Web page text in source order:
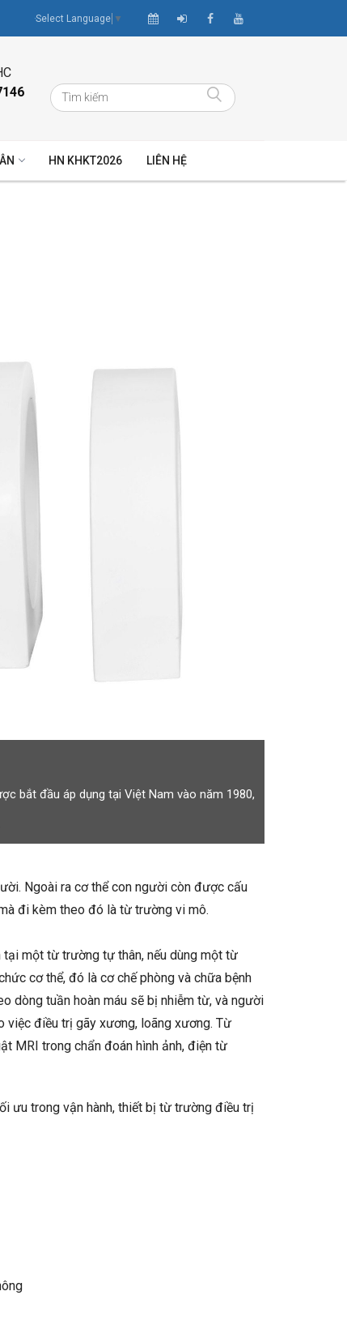
Select Language ▼
HN KHKT2026 LIÊN HỆ
bắt đầu áp dụng tại Việt Nam vào năm 1980,
Ngoài ra cơ thể con người còn được cấu
đi kèm theo đó là từ trường vi mô.
một từ trường tự thân, nếu dùng một từ
cơ thể, đó là cơ chế phòng và chữa bệnh
dòng tuần hoàn máu sẽ bị nhiễm từ, và người
việc điều trị gãy xương, loãng xương. Từ
MRI trong chẩn đoán hình ảnh, điện từ
ưu trong vận hành, thiết bị từ trường điều trị